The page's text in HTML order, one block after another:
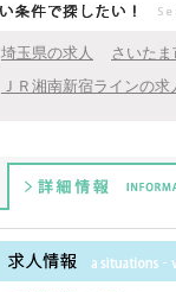
埼玉県の求人 さいた
ＪＲ湘南新宿ラインの求